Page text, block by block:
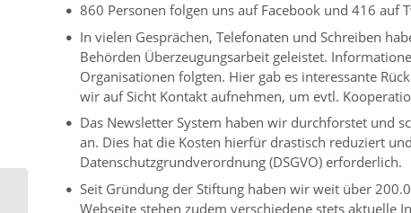
860 Personen folgen uns auf Facebook und 416 auf
In vielen Gesprächen, Telefonaten und Schreiben
Behörden Überzeugungsarbeit geleistet.
Organisationen folgten. Hier gab es interessante
wir auf Sicht Kontakt aufnehmen, um evtl.
Das Newsletter System haben wir durchforstet und
an. Dies hat die Kosten hierfür drastisch reduziert
Datenschutzgrundverordnung (DSGVO) erforderlich.
Seit Gründung der Stiftung haben wir weit über
Webseite stehen zudem verschiedene stets aktuelle
„Laserdrucker und Kopierer